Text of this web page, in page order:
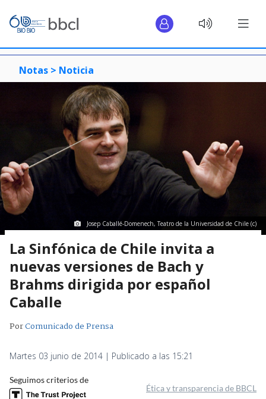
Notas > Noticia
Josep Caballé-Domenech, Teatro de la Universidad de Chile (c)
La Sinfónica de Chile invita a
nuevas versiones de Bach y
Brahms dirigida por español
Caballe
PorComunicado de Prensa
Martes 03 junio de 2014 | Publicado a las 15:21
Seguimos criterios de
Ética y transparencia de BBCL